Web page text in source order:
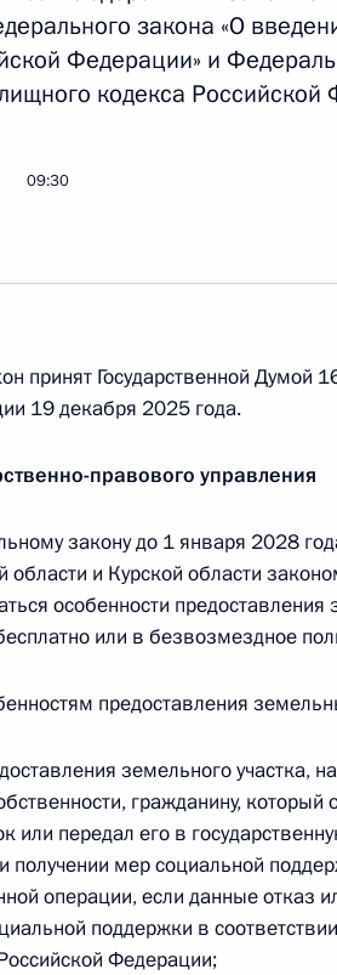
09:30
Правительства
доложено о чрезвычайной
Брянской области
13:30
закона «О
Федерации» и
кодекса Российской
09:30
принят Государственной Думой
19 декабря 2025 года.
правового управления
закону до 1 января 2028
области и Курской области
особенности
или в безвозмездное
предоставления
земельного участка,
гражданину, который
или передал его в
получении мер социальной
операции, если данные отказ
поддержки в
Федерации;